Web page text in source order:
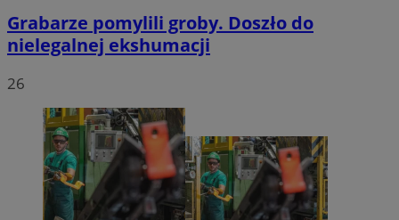
Grabarze pomylili groby. Doszło do
nielegalnej ekshumacji
26